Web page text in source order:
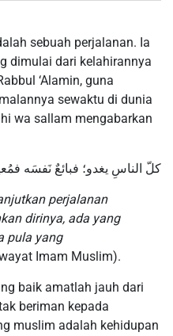
sebuah perjalanan. Ia
dimulai dari kelahirannya
‘Alamin, guna
sewaktu di dunia
wa sallam mengabarkan
كلّ الناسِ يغدو؛ فبائعٌ نَفسَه
perjalanan
dirinya, ada yang
pula yang
Imam Muslim).
baik amatlah jauh dari
beriman kepada
muslim adalah kehidupan